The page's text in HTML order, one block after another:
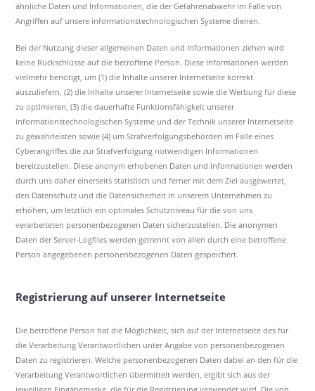
ähnliche Daten und Informationen, die der Gefahrenabwehr im Falle von
Angriffen auf unsere informationstechnologischen Systeme dienen.
Bei der Nutzung dieser allgemeinen Daten und Informationen ziehen wird
keine Rückschlüsse auf die betroffene Person. Diese Informationen werden
vielmehr benötigt, um (1) die Inhalte unserer Internetseite korrekt
auszuliefern, (2) die Inhalte unserer Internetseite sowie die Werbung für diese
zu optimieren, (3) die dauerhafte Funktionsfähigkeit unserer
informationstechnologischen Systeme und der Technik unserer Internetseite
zu gewährleisten sowie (4) um Strafverfolgungsbehörden im Falle eines
Cyberangriffes die zur Strafverfolgung notwendigen Informationen
bereitzustellen. Diese anonym erhobenen Daten und Informationen werden
durch uns daher einerseits statistisch und ferner mit dem Ziel ausgewertet,
den Datenschutz und die Datensicherheit in unserem Unternehmen zu
erhöhen, um letztlich ein optimales Schutzniveau für die von uns
verarbeiteten personenbezogenen Daten sicherzustellen. Die anonymen
Daten der Server-Logfiles werden getrennt von allen durch eine betroffene
Person angegebenen personenbezogenen Daten gespeichert.
Registrierung auf unserer Internetseite
Die betroffene Person hat die Möglichkeit, sich auf der Internetseite des für
die Verarbeitung Verantwortlichen unter Angabe von personenbezogenen
Daten zu registrieren. Welche personenbezogenen Daten dabei an den für die
Verarbeitung Verantwortlichen übermittelt werden, ergibt sich aus der